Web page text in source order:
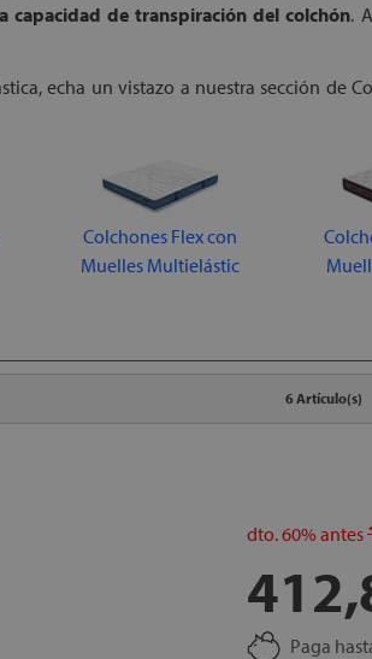
capacidad de transpiración del colchón.
echa un vistazo a nuestra sección de
Colchones Flex con
Muelles Multielástic
6 Artículo(s)
dto.60% antes
Paga